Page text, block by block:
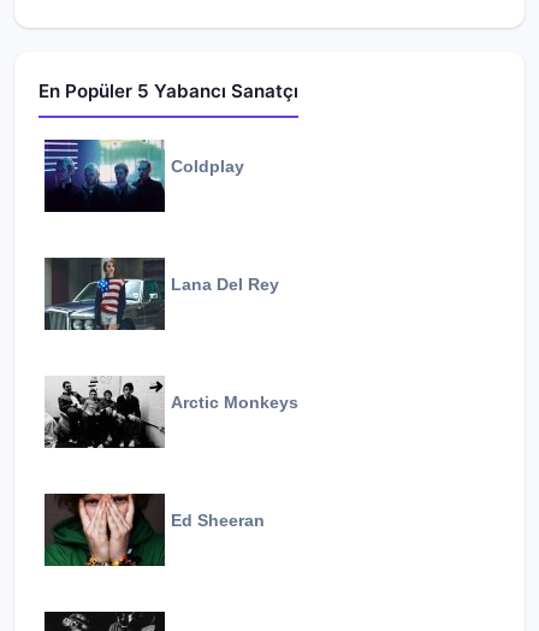
En Popüler 5 Yabancı Sanatçı
Coldplay
Lana Del Rey
Arctic Monkeys
Ed Sheeran